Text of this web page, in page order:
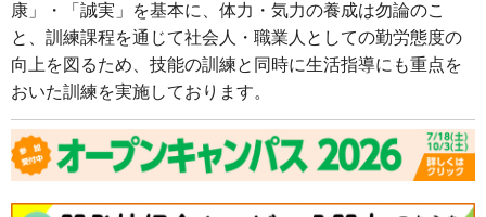
康」・「誠実」を基本に、体力・気力の養成は勿論のこ
と、訓練課程を通じて社会人・職業人としての勤労態度の
向上を図るため、技能の訓練と同時に生活指導にも重点を
おいた訓練を実施しております。